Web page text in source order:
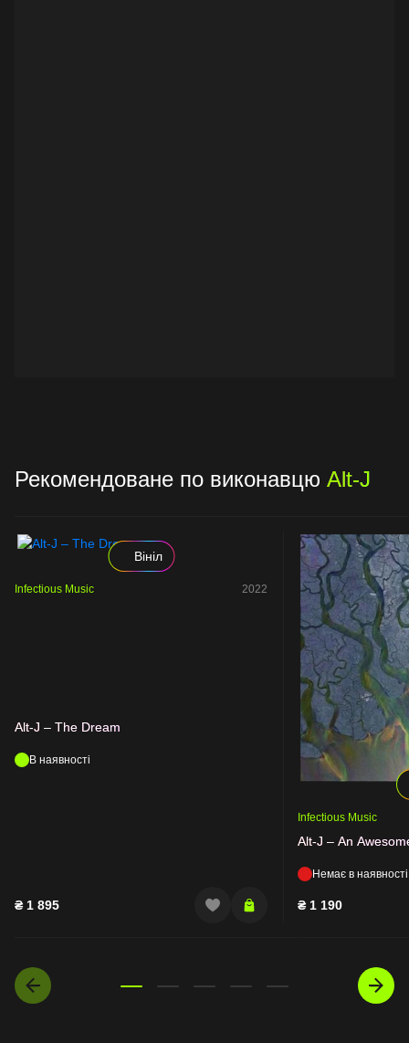
Рекомендоване по виконавцю Alt-J
Вініл
Infectious Music 2022
Alt-J – The Dream
В наявності
₴ 1 895
Infectious Music
Alt-J – An
Немає в наявності
₴ 1 190